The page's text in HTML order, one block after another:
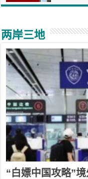
两岸三地
“白嫖中国攻略”